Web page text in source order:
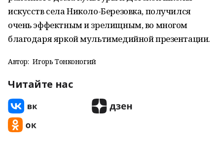
искусств села Николо-Березовка, получился
очень эффектным и зрелищным, во многом
благодаря яркой мультимедийной презентации.
Автор: Игорь Тонконогий
Читайте нас